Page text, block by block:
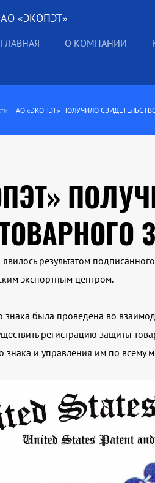
АО «ЭКОПЭТ»
ГЛАВНАЯ О КОМПАНИИ
АО «ЭКОПЭТ» ПОЛУЧИЛО
результатом
экспортным центром.
знака была проведена во
регистрацию защиты
знака и управления им по всему